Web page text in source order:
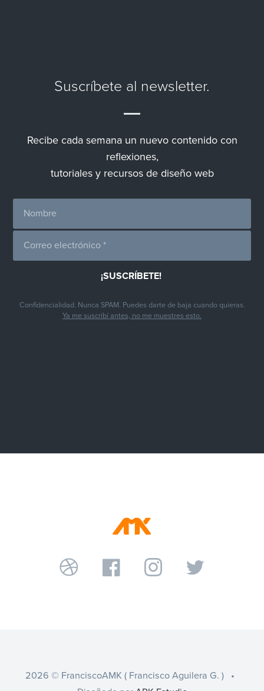
Suscríbete al newsletter.
Recibe cada semana un nuevo contenido con
reflexiones,
tutoriales y recursos de diseño web
Confidencialidad. Nunca SPAM. Puedes darte de baja cuando quieras.
Ya me suscribí antes, no me muestres esto.
2026 © FranciscoAMK ( Francisco Aguilera G. ) •